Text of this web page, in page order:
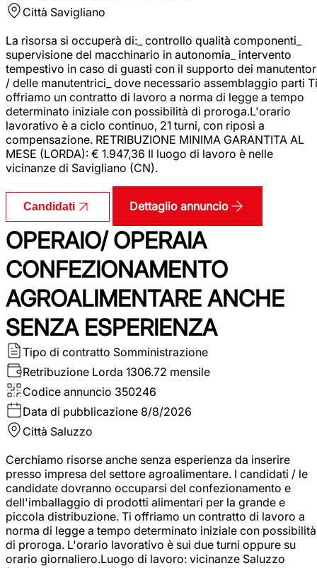
Città Savigliano
La risorsa si occuperà di:_ controllo qualità componenti_
supervisione del macchinario in autonomia_ intervento
tempestivo in caso di guasti con il supporto dei
/ delle manutentrici_ dove necessario assemblaggio parti Ti
offriamo un contratto di lavoro a norma di legge a tempo
determinato iniziale con possibilità di proroga.L'orario
lavorativo è a ciclo continuo, 21 turni, con riposi a
compensazione. RETRIBUZIONE MINIMA GARANTITA AL
MESE (LORDA): € 1.947,36 Il luogo di lavoro è nelle
vicinanze di Savigliano (CN).
Candidati Dettaglio annuncio
OPERAIO/ OPERAIA
CONFEZIONAMENTO
AGROALIMENTARE ANCHE
SENZA ESPERIENZA
Tipo di contratto Somministrazione
Retribuzione Lorda 1306.72 mensile
Codice annuncio 350246
Data di pubblicazione 8/8/2026
Città Saluzzo
Cerchiamo risorse anche senza esperienza da inserire
presso impresa del settore agroalimentare. I candidati / le
candidate dovranno occuparsi del confezionamento e
dell'imballaggio di prodotti alimentari per la grande e
piccola distribuzione. Ti offriamo un contratto di lavoro a
norma di legge a tempo determinato iniziale con possibilità
di proroga. L'orario lavorativo è sui due turni oppure su
orario giornaliero.Luogo di lavoro: vicinanze Saluzzo